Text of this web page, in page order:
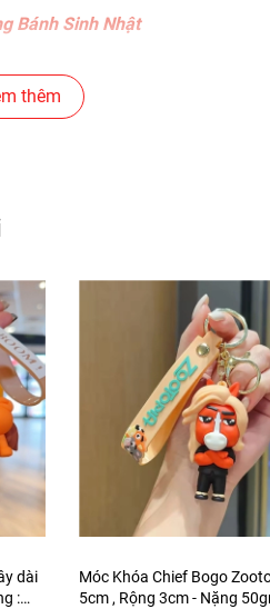
Bánh Sinh Nhật
Gear , Máy Tính
( Sản Phẩm Mô Hình Lắc Đầu
)
Giá Xưởng
mô hình
vs 0947.783.771
thêm
dài
:
Móc Khóa Chief Bogo
5cm , Rộng 3cm - Nặng